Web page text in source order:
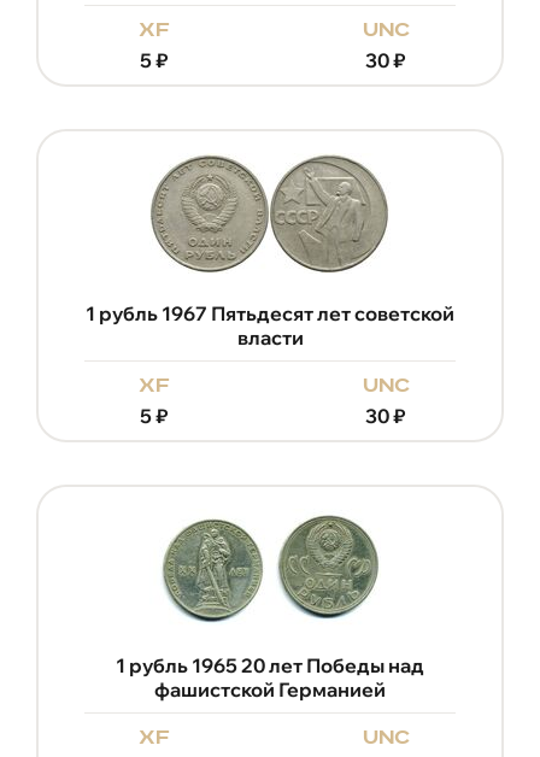
xf
5₽
unc
30₽
1 рубль 1967 Пятьдесят лет советской
власти
xf
5₽
unc
30₽
1 рубль 1965 20 лет Победы над
фашистской Германией
xf
unc